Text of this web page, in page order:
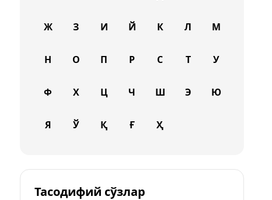
Ж З И Й К Л М
Н О П Р С Т У
Ф Х Ц Ч Ш Э Ю
Я Ў Қ Ғ Ҳ
Тасодифий сўзлар